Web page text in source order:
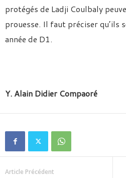
protégés de Ladji Coulbaly
prouesse. Il faut préciser qu’ils
année de D1.
Y. Alain Didier Compaoré
Article Précédent